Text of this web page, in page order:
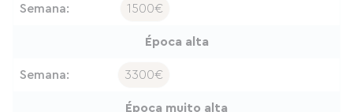
Semana: 1500€
Época alta
Semana: 3300€
Época muito alta